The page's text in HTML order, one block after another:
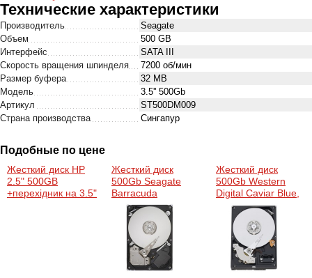
Технические характеристики
Производитель
Seagate
Объем
500 GB
Интерфейс
SATA III
Скорость вращения шпинделя
7200 об/мин
Размер буфера
32 MB
Модель
3.5'' 500Gb
Артикул
ST500DM009
Страна производства
Сингапур
Подобные по цене
Жесткий диск HP
2.5" 500GB
+перехідник на 3.5"
Жесткий диск
500Gb Seagate
Barracuda
(SEST500DM002)
Жесткий диск
500Gb Western
Digital Caviar Blue,
WD5000AAKX